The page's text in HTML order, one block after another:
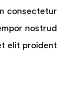
consectetur
nostrud
elit proident